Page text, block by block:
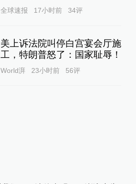
全球速报 17小时前 34评
美上诉法院叫停白宫宴会厅施
工，特朗普怒了：国家耻辱！
World湃 23小时前 56评